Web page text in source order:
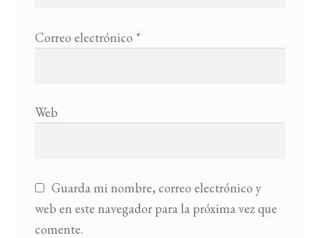
Correo electrónico *
Web
Guarda mi nombre, correo electrónico y
web en este navegador para la próxima vez que
comente.